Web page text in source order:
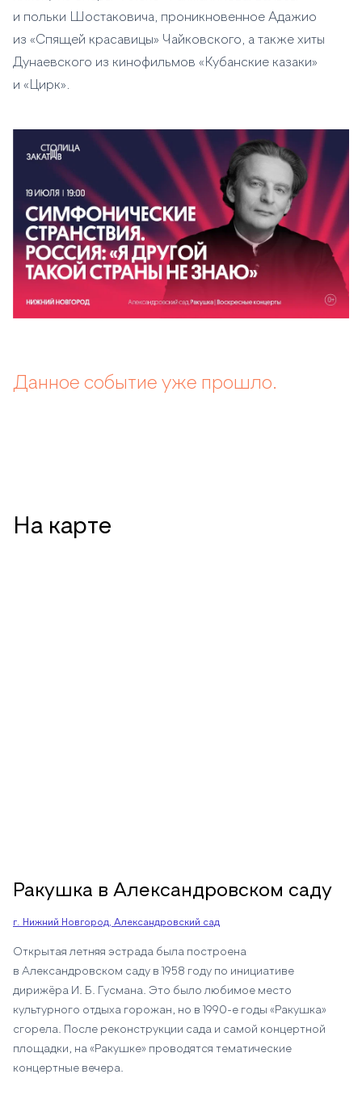
и польки Шостаковича, проникновенное Адажио
из «Спящей красавицы» Чайковского, а также хиты
Дунаевского из кинофильмов «Кубанские казаки»
и «Цирк».
Данное событие уже прошло.
На карте
Ракушка в Александровском саду
г. Нижний Новгород, Александровский сад
Открытая летняя эстрада была построена
в Александровском саду в 1958 году по инициативе
дирижёра И. Б. Гусмана. Это было любимое место
культурного отдыха горожан, но в 1990-е годы «Ракушка»
сгорела. После реконструкции сада и самой концертной
площадки, на «Ракушке» проводятся тематические
концертные вечера.